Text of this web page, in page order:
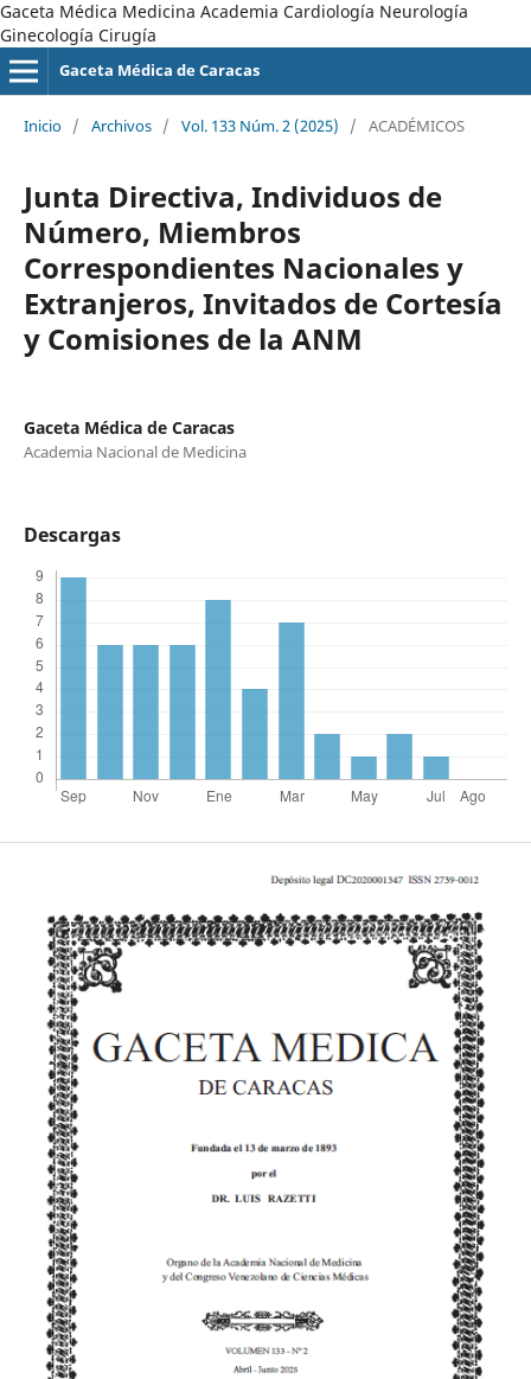
Gaceta Médica Medicina Academia Cardiología Neurología
Ginecología Cirugía
Gaceta Médica de Caracas
Inicio / Archivos / Vol. 133 Núm. 2 (2025) / ACADÉMICOS
Junta Directiva, Individuos de
Número, Miembros
Correspondientes Nacionales y
Extranjeros, Invitados de Cortesía
y Comisiones de la ANM
Gaceta Médica de Caracas
Academia Nacional de Medicina
Descargas